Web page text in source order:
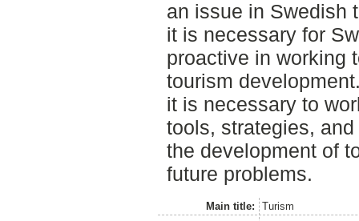
an issue in Swedish
it is necessary for
proactive in working
tourism
it is necessary to
tools, strategies,
the development of
future problems.
Main title:
Turism